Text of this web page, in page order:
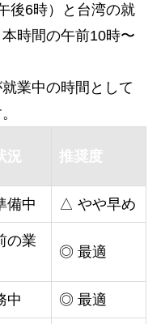
後6時）と台湾の就
時間の午前10時〜
業中の時間として
況 推奨度
備中 △ やや早め
の業
◎ 最適
中 ◎ 最適